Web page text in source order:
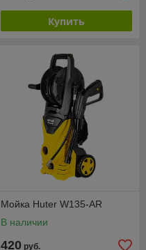
Купить
Мойка Huter W135-AR
В наличии
420 руб.